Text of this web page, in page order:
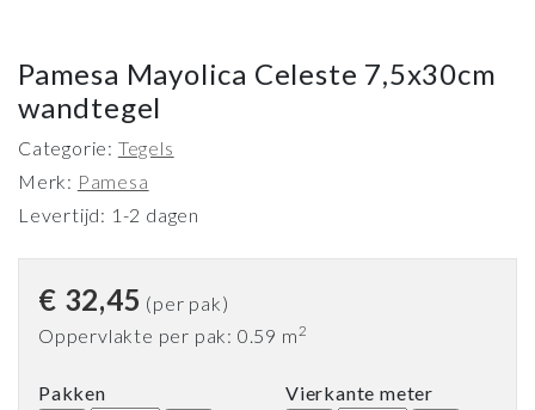
Pamesa Mayolica Celeste 7,5x30cm
wandtegel
Categorie: Tegels
Merk: Pamesa
Levertijd: 1-2 dagen
€ 32,45 (per pak)
Oppervlakte per pak: 0.59 m 2
Pakken Vierkante meter